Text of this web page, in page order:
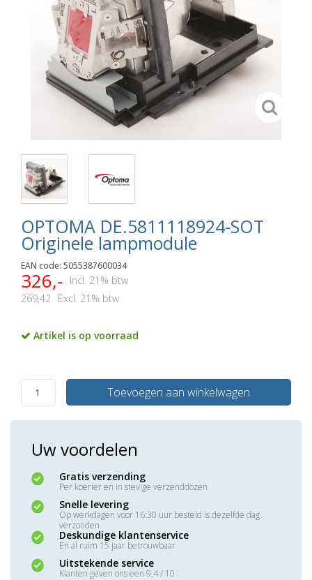
OPTOMA DE.5811118924-SOT
Originele lampmodule
EAN code: 5055387600034
326,-
Incl. 21% btw
269,42
Excl. 21% btw
Artikel is op voorraad
Toevoegen aan winkelwagen
Uw voordelen
Gratis verzending
Per koerier en in stevige verzenddozen
Snelle levering
Op werkdagen voor 16:30 uur besteld is dezelfde dag
verzonden
Deskundige klantenservice
En al ruim 15 jaar betrouwbaar
Uitstekende service
Klanten geven ons een 9,4 / 10